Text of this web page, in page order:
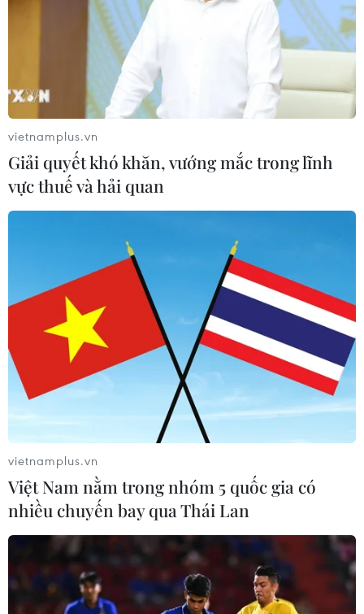
vietnamplus.vn
Giải quyết khó khăn, vướng mắc trong lĩnh
vực thuế và hải quan
vietnamplus.vn
Việt Nam nằm trong nhóm 5 quốc gia có
nhiều chuyến bay qua Thái Lan